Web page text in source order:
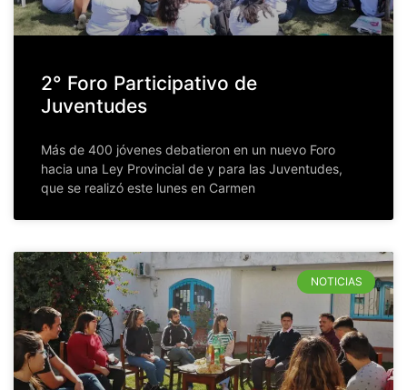
2° Foro Participativo de
Juventudes
Más de 400 jóvenes debatieron en un nuevo Foro
hacia una Ley Provincial de y para las Juventudes,
que se realizó este lunes en Carmen
NOTICIAS